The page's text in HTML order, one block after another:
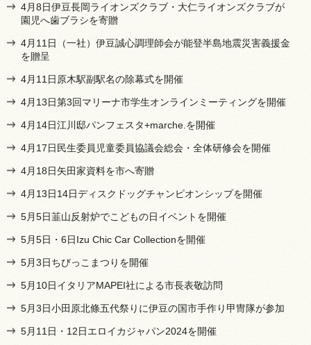
4月8日伊豆長岡ライオンズクラブ・大仁ライオンズクラブが
園児へ歯ブラシを寄贈
4月11日（一社）伊豆誠心調理師会が能登半島地震災害義援金
を贈呈
4月11日原木駅副駅名の除幕式を開催
4月13日第3回マリーナ市学生オンラインミーティングを開催
4月14日江川邸パンフェスタ+marche.を開催
4月17日民生委員児童委員協議会総会・全体研修会を開催
4月18日矢田家資料を市へ寄贈
4月13日14日ディスクドッグチャンピオンシップを開催
5月5日韮山反射炉でこどもの日イベントを開催
5月5日・6日Izu Chic Car Collectionを開催
5月3日ちびっこまつりを開催
5月10日イタリアMAPEI社による市長表敬訪問
5月3日小田原北條五代祭りに伊豆の国市手作り甲冑隊が参加
5月11日・12日エロイカジャパン2024を開催